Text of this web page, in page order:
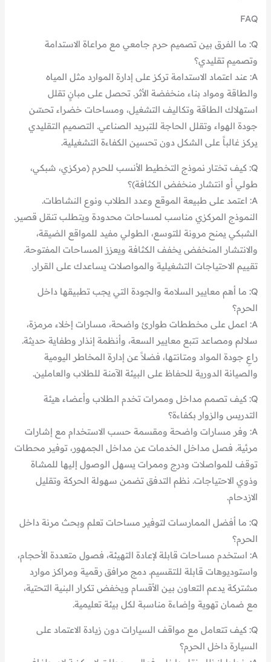
FAQ
Q: ما الفرق بين تصميم حرم جامعي مع مراعاة الاستدامة
وتصميم تقليدي؟
A: عند اعتماد الاستدامة تركز على إدارة الموارد مثل المياه
والطاقة ومواد بناء منخفضة الأثر. تحصل على مبانٍ تقلل
استهلاك الطاقة وتكاليف التشغيل، ومساحات خضراء تحسّن
جودة الهواء وتقلل الحاجة للتبريد الصناعي. التصميم التقليدي
يركز غالباً على الشكل دون تحسين الكفاءة التشغيلية.
Q: كيف تختار نموذج التخطيط الأنسب للحرم (مركزي، شبكي،
طولي أو انتشار منخفض الكثافة)؟
A: اعتمد على طبيعة الموقع وعدد الطلاب ونوع النشاطات.
النموذج المركزي مناسب لمساحات محدودة ويتطلب تنقل قصير.
الشبكي يمنح مرونة للتوسع، الطولي مفيد للمواقع الضيقة،
والانتشار المنخفض يخفف الكثافة ويعزز المساحات المفتوحة.
تقييم الاحتياجات التشغيلية والمواصلات يساعدك على القرار.
Q: ما أهم معايير السلامة والجودة التي يجب تطبيقها داخل
الحرم؟
A: اعمل على مخططات طوارئ واضحة، مسارات إخلاء مرمزة،
سلالم ومصاعد تتبع معايير السعة، وأنظمة إنذار وطفاية حديثة.
راعِ جودة المواد ومتانتها، فضلاً عن إدارة المخاطر اليومية
والصيانة الدورية للحفاظ على البيئة الآمنة للطلاب والعاملين.
Q: كيف تصمم مداخل وممرات تخدم الطلاب وأعضاء هيئة
التدريس والزوار بكفاءة؟
A: وفر مسارات واضحة ومقسمة حسب الاستخدام مع إشارات
مرئية. فصل مداخل الخدمات عن مداخل الجمهور، توفير محطات
توقف للمواصلات ودرج وممرات يسهل الوصول إليها للمشاة
وذوي الاحتياجات. نظم التدفق تضمن سهولة الحركة وتقليل
الازدحام.
Q: ما أفضل الممارسات لتوفير مساحات تعلم وبحث مرنة داخل
الحرم؟
A: استخدم مساحات قابلة لإعادة التهيئة، فصول متعددة الأحجام،
واستوديوهات قابلة للتقسيم. دمج مرافق رقمية ومراكز موارد
مشتركة يدعم التعاون بين الأقسام ويخفض تكرار البنية التحتية،
مع ضمان تهوية وإضاءة مناسبة لكل بيئة تعليمية.
Q: كيف تتعامل مع مواقف السيارات دون زيادة الاعتماد على
السيارة داخل الحرم؟